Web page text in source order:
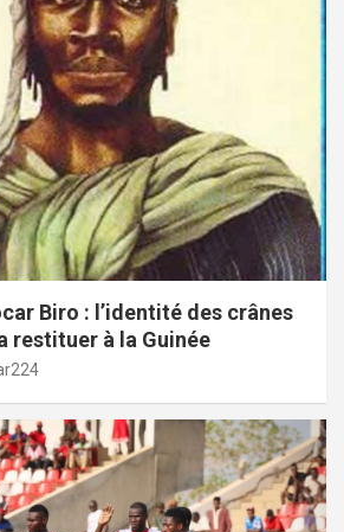
Biro : l’identité des crânes
restituer à la Guinée